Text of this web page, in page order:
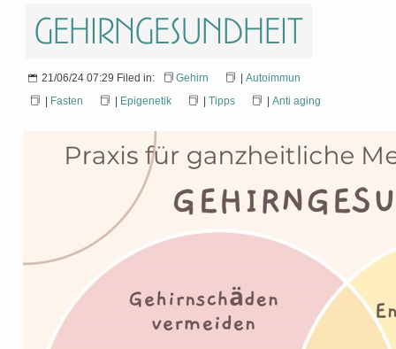
Gehirngesundheit
21/06/24 07:29 Filed in: Gehirn | Autoimmun
| Fasten | Epigenetik | Tipps | Anti aging